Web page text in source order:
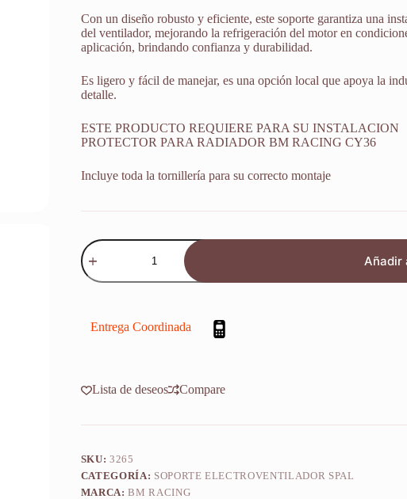
Con un diseño robusto y eficiente, este soporte garantiza una
del ventilador, mejorando la refrigeración del motor en
aplicación, brindando confianza y durabilidad.
Es ligero y fácil de manejar, es una opción local que apoya la
detalle.
ESTE PRODUCTO REQUIERE PARA SU INSTALACION
PROTECTOR PARA RADIADOR BM RACING CY36
Incluye toda la tornillería para su correcto montaje
Soporte
Electro
Ventilador
Spal
400
Añadir
Entrega Coordinada
Lista de deseos Compare
SKU:3265
CATEGORÍA: SOPORTE ELECTROVENTILADOR SPAL
MARCA:BM RACING